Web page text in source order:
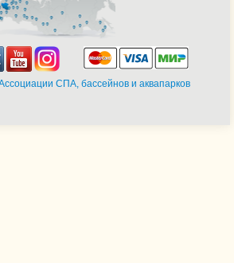
СПА, бассейнов и аквапарков